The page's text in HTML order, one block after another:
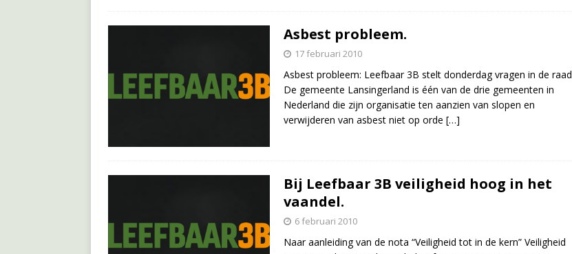
Asbest probleem.
17 februari 2010
Asbest probleem: Leefbaar 3B stelt donderdag vragen in de raad
De gemeente Lansingerland is één van de drie gemeenten in
Nederland die zijn organisatie ten aanzien van slopen en
verwijderen van asbest niet op orde […]
Bij Leefbaar 3B veiligheid hoog in het
vaandel.
6 februari 2010
Naar aanleiding van de nota “Veiligheid tot in de kern” Veiligheid